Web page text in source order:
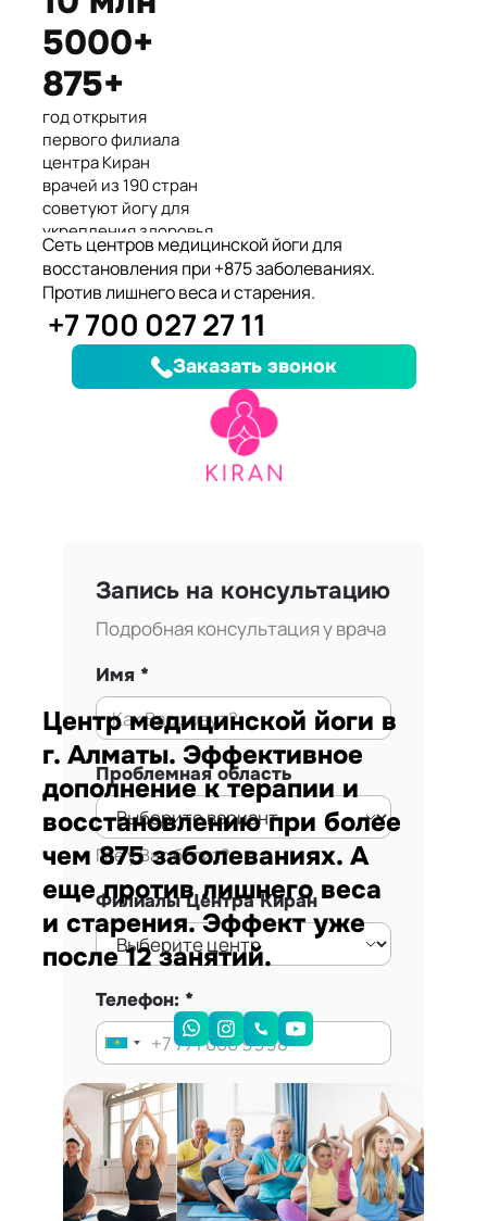
Международные призеры 2-го
Азиатского Чемпионата по
йогасана спорт и единственные
представители Казахстана.
5000+
875+
год открытия
первого филиала
центра Киран
врачей из 190 стран
советуют йогу для
укрепления здоровья
клиентов улучшили
здоровье и
качество жизни
заболеваний, при
которых йога
дополняет лечение
Сеть центров медицинской йоги для
восстановления при +875 заболеваниях.
Против лишнего веса и старения.
+7 700 027 27 11
Заказать звонок
Запись на консультацию
Подробная консультация у врача
Имя
Проблемная область
Где у Вас болит?
Филиалы Центра Киран
Телефон:
Запись на консультацию
Центр медицинской йоги в
г. Алматы. Эффективное
дополнение к терапии и
восстановлению при более
чем 875 заболеваниях. А
еще против лишнего веса
и старения. Эффект уже
после 12 занятий.